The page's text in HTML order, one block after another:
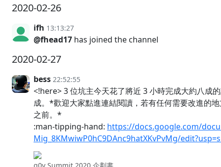
2020-02-26
ifh 13:13:27
@fhead17 has joined the channel
2020-02-27
bess 22:52:55
<!here> 3 位坑主今天花了將近 3 小時完成大約八成
成。*歡迎大家點進連結閱讀，若有任何需要改進的
之前。*
:man-tipping-hand: https://docs.google.com/
Mig_8KMwiwP0hC9DAnc9hatXKvPvMg/